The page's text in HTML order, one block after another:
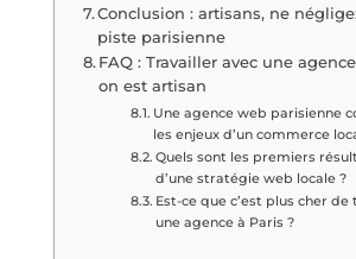
Conclusion : artisans, ne
piste parisienne
FAQ : Travailler avec une
on est artisan
Une agence web parisienne
les enjeux d’un commerce
Quels sont les premiers
d’une stratégie web locale ?
Est-ce que c’est plus cher
une agence à Paris ?